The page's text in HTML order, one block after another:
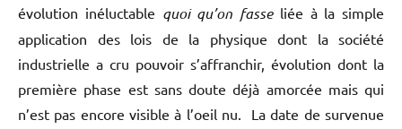
évolution inéluctable quoi qu’on fasseliée à la simple
application des lois de la physique dont la société
industrielle a cru pouvoir s’affranchir, évolution dont la
première phase est sans doute déjà amorcée mais qui
n’est pas encore visible à l’oeil nu. La date de survenue